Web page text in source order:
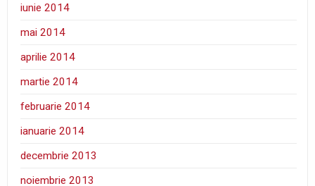
iunie 2014
mai 2014
aprilie 2014
martie 2014
februarie 2014
ianuarie 2014
decembrie 2013
noiembrie 2013